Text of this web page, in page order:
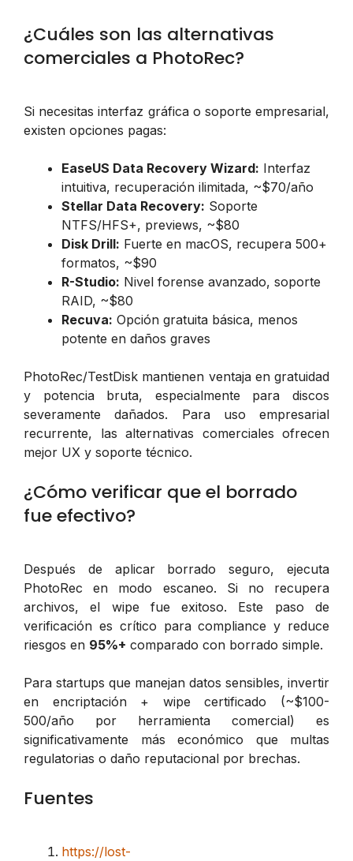
¿Cuáles son las alternativas
comerciales a PhotoRec?
Si necesitas interfaz gráfica o soporte empresarial,
existen opciones pagas:
EaseUS Data Recovery Wizard: Interfaz
intuitiva, recuperación ilimitada, ~$70/año
Stellar Data Recovery: Soporte
NTFS/HFS+, previews, ~$80
Disk Drill: Fuerte en macOS, recupera 500+
formatos, ~$90
R-Studio: Nivel forense avanzado, soporte
RAID, ~$80
Recuva: Opción gratuita básica, menos
potente en daños graves
PhotoRec/TestDisk mantienen ventaja en gratuidad
y potencia bruta, especialmente para discos
severamente dañados. Para uso empresarial
recurrente, las alternativas comerciales ofrecen
mejor UX y soporte técnico.
¿Cómo verificar que el borrado
fue efectivo?
Después de aplicar borrado seguro, ejecuta
PhotoRec en modo escaneo. Si no recupera
archivos, el wipe fue exitoso. Este paso de
verificación es crítico para compliance y reduce
riesgos en 95%+ comparado con borrado simple.
Para startups que manejan datos sensibles, invertir
en encriptación + wipe certificado (~$100-
500/año por herramienta comercial) es
significativamente más económico que multas
regulatorias o daño reputacional por brechas.
Fuentes
https://lost-